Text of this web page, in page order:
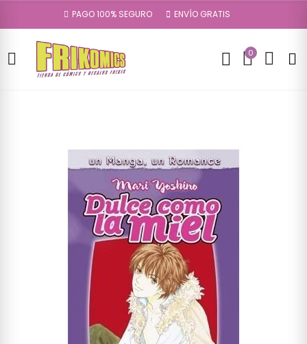
PAGO 100% SEGURO ENVÍO GRATIS
0